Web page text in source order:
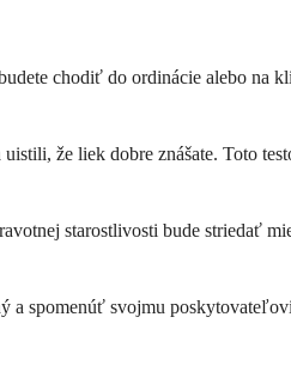
chodiť do ordinácie alebo na
že liek dobre znášate. Toto
starostlivosti bude striedať
a spomenúť svojmu